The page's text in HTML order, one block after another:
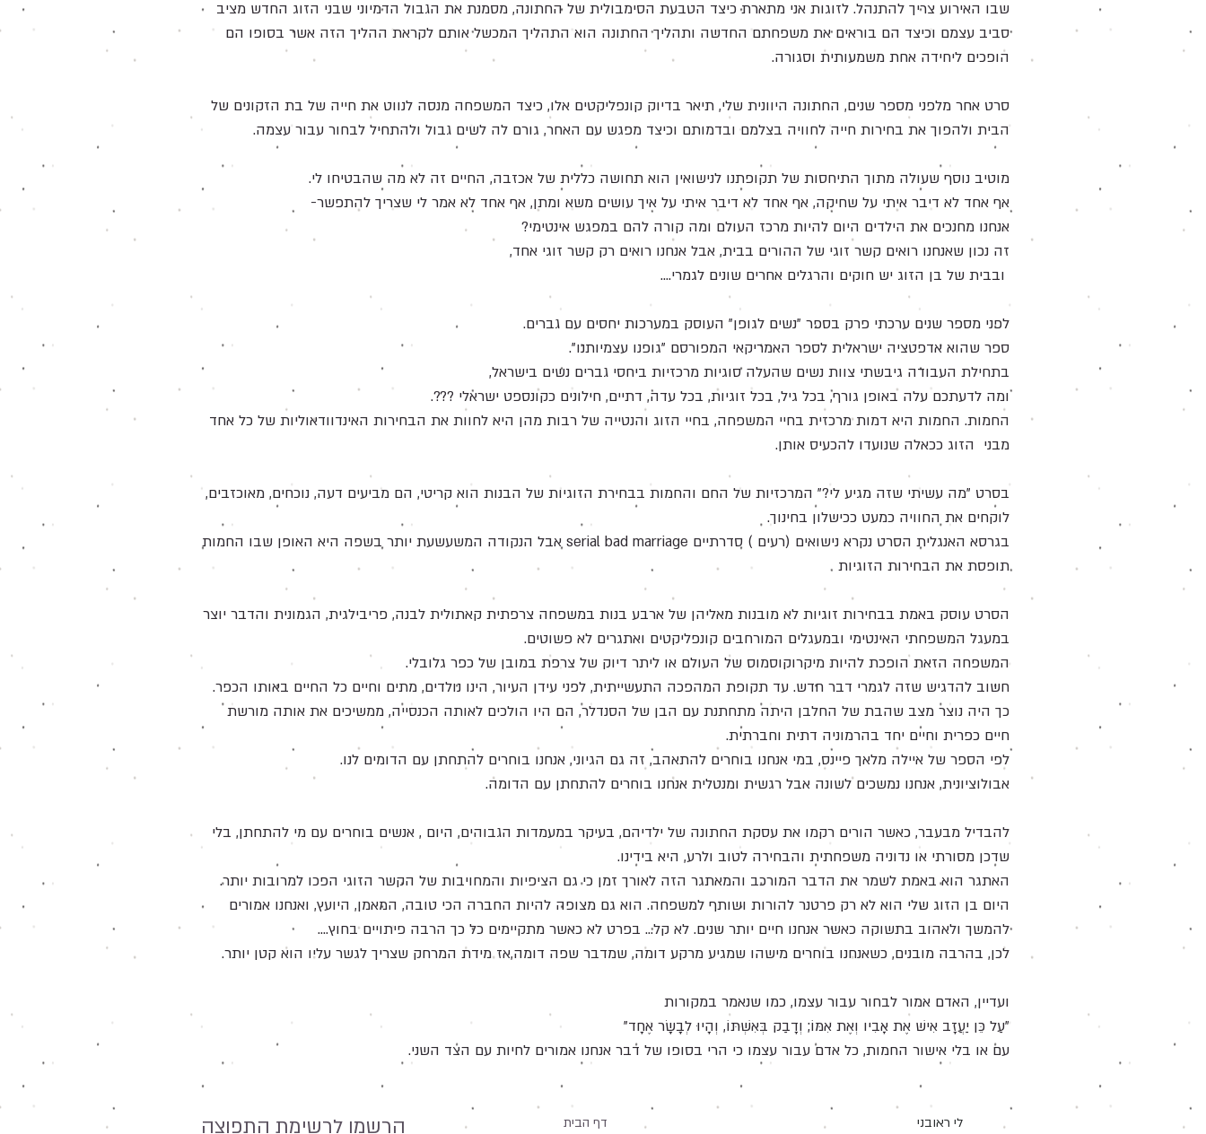
שבו האירוע צריך להתנהל. לזוגות אני מתארת כיצד הטבעת הסימבולית של החתונה, מסמנת את הגבול הדמיוני שבני הזוג החדש מציב
סביב עצמם וכיצד הם בוראים את משפחתם החדשה ותהליך החתונה הוא התהליך המכשל אותם לקראת ההליך הזה אשר בסופו הם
הופכים ליחידה אחת משמעותית וסגורה.
סרט אחר מלפני מספר שנים, החתונה היוונית שלי, תיאר בדיוק קונפליקטים אלו, כיצד המשפחה מנסה לנווט את חייה של בת הזקונים של
הבית ולהפוך את בחירות חייה לחוויה בצלמם ובדמותם וכיצד מפגש עם האחר, גורם לה לשים גבול ולהתחיל לבחור עבור עצמה.
מוטיב נוסף שעולה מתוך התיחסות של תקופתנו לנישואין הוא תחושה כללית של אכזבה, החיים זה לא מה שהבטיחו לי.
אף אחד לא דיבר איתי על שחיקה, אף אחד לא דיבר איתי על איך עושים משא ומתן, אף אחד לא אמר לי שצריך להתפשר-
אנחנו מחנכים את הילדים היום להיות מרכז העולם ומה קורה להם במפגש אינטימי?
זה נכון שאנחנו רואים קשר זוגי של ההורים בבית, אבל אנחנו רואים רק קשר זוגי אחד,
ובבית של בן הזוג יש חוקים והרגלים אחרים שונים לגמרי....
לפני מספר שנים ערכתי פרק בספר "נשים לגופן" העוסק במערכות יחסים עם גברים.
ספר שהוא אדפטציה ישראלית לספר האמריקאי המפורסם "גופנו עצמיותנו".
בתחילת העבודה גיבשתי צוות נשים שהעלה סוגיות מרכזיות ביחסי גברים נשים בישראל,
ומה לדעתכם עלה באופן גורף, בכל גיל, בכל זוגיות, בכל עדה, דתיים, חילונים כקונספט ישראלי ???.
החמות. החמות היא דמות מרכזית בחיי המשפחה, בחיי הזוג והנטייה של רבות מהן היא לחוות את הבחירות האינדוודאוליות של כל אחד
מבני הזוג ככאלה שנועדו להכעיס אותן.
בסרט "מה עשיתי שזה מגיע לי?" המרכזיות של החם והחמות בבחירת הזוגיות של הבנות הוא קריטי, הם מביעים דעה, נוכחים, מאוכזבים,
לוקחים את החוויה כמעט ככישלון בחינוך.
בגרסא האנגלית הסרט נקרא נישואים (רעים ) סדרתיים serial bad marriage אבל הנקודה המשעשעת יותר בשפה היא האופן שבו החמות
תופסת את הבחירות הזוגיות
הסרט עוסק באמת בבחירות זוגיות לא מובנות מאליהן של ארבע בנות במשפחה צרפתית קאתולית לבנה, פריבילגית, הגמונית והדבר יוצר
במעגל המשפחתי האינטימי ובמעגלים המורחבים קונפליקטים ואתגרים לא פשוטים.
המשפחה הזאת הופכת להיות מיקרוקוסמוס של העולם או ליתר דיוק של צרפת במובן של כפר גלובלי.
חשוב להדגיש שזה לגמרי דבר חדש. עד תקופת המהפכה התעשייתית, לפני עידן העיור, הינו נולדים, מתים וחיים כל החיים באותו הכפר.
כך היה נוצר מצב שהבת של החלבן היתה מתחתנת עם הבן של הסנדלר, הם היו הולכים לאותה הכנסייה, ממשיכים את אותה מורשת
חיים כפרית וחיים יחד בהרמוניה דתית וחברתית.
לפי הספר של איילה מלאך פיינס, במי אנחנו בוחרים להתאהב, זה גם הגיוני, אנחנו בוחרים להתחתן עם הדומים לנו.
אבולוציונית, אנחנו נמשכים לשונה אבל רגשית ומנטלית אנחנו בוחרים להתחתן עם הדומה.
להבדיל מבעבר, כאשר הורים רקמו את עסקת החתונה של ילדיהם, בעיקר במעמדות הגבוהים, היום , אנשים בוחרים עם מי להתחתן, בלי
שדכן מסורתי או נדוניה משפחתית והבחירה לטוב ולרע, היא בידינו.
האתגר הוא באמת לשמר את הדבר המורכב והמאתגר הזה לאורך זמן כי גם הציפיות והמחויבות של הקשר הזוגי הפכו למרובות יותר.
היום בן הזוג שלי הוא לא רק פרטנר להורות ושותף למשפחה. הוא גם מצופה להיות החברה הכי טובה, המאמן, היועץ, ואנחנו אמורים
להמשך ולאהוב בתשוקה כאשר אנחנו חיים יותר שנים. לא קל... בפרט לא כאשר מתקיימים כל כך הרבה פיתויים בחוץ....
לכן, בהרבה מובנים, כשאנחנו בוחרים מישהו שמגיע מרקע דומה, שמדבר שפה דומה,אז מידת המרחק שצריך לגשר עליו הוא קטן יותר.
ועדיין, האדם אמור לבחור עבור עצמו, כמו שנאמר במקורות
"עַל כֵּן יַעֲזָב אִישׁ אֶת אָבִיו וְאֶת אִמּוֹ; וְדָבַק בְּאִשְׁתּוֹ, וְהָיוּ לְבָשָׂר אֶחָד"
עם או בלי אישור החמות, כל אדם עבור עצמו כי הרי בסופו של דבר אנחנו אמורים לחיות עם הצד השני.
הרשמו לרשימת התפוצה דף הבית לי ראובני